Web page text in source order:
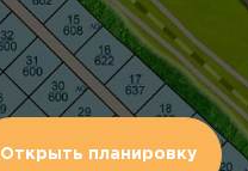
Открыть планировку